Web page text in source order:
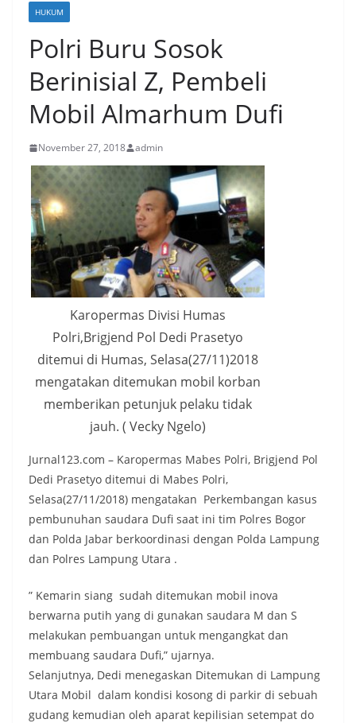
HUKUM
Polri Buru Sosok
Berinisial Z, Pembeli
Mobil Almarhum Dufi
November 27, 2018 admin
Karopermas Divisi Humas
Polri,Brigjend Pol Dedi Prasetyo
ditemui di Humas, Selasa(27/11)2018
mengatakan ditemukan mobil korban
memberikan petunjuk pelaku tidak
jauh. ( Vecky Ngelo)
Jurnal123.com – Karopermas Mabes Polri, Brigjend Pol
Dedi Prasetyo ditemui di Mabes Polri,
Selasa(27/11/2018) mengatakan Perkembangan kasus
pembunuhan saudara Dufi saat ini tim Polres Bogor
dan Polda Jabar berkoordinasi dengan Polda Lampung
dan Polres Lampung Utara .
” Kemarin siang sudah ditemukan mobil inova
berwarna putih yang di gunakan saudara M dan S
melakukan pembuangan untuk mengangkat dan
membuang saudara Dufi,” ujarnya.
Selanjutnya, Dedi menegaskan Ditemukan di Lampung
Utara Mobil dalam kondisi kosong di parkir di sebuah
gudang kemudian oleh aparat kepilisian setempat do